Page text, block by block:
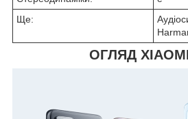
Ще:
ОГЛЯД